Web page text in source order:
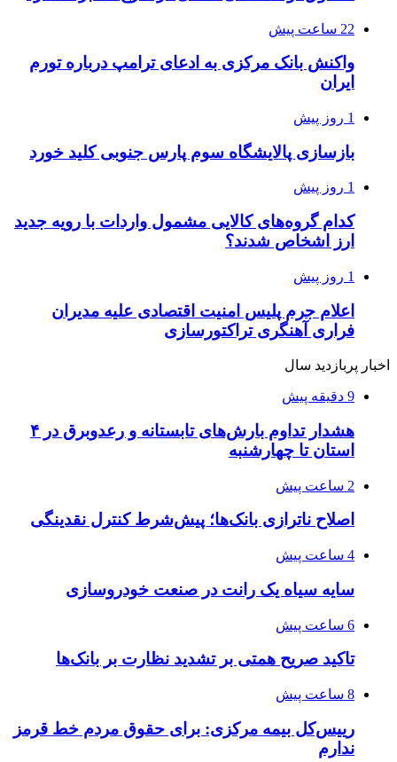
22 ساعت پیش
واکنش بانک مرکزی به ادعای ترامپ درباره تورم
ایران
1 روز پیش
بازسازی پالایشگاه سوم پارس جنوبی کلید خورد
1 روز پیش
کدام گروه‌های کالایی مشمول واردات با رویه جدید
ارز اشخاص شدند؟
1 روز پیش
اعلام جرم پلیس امنیت اقتصادی علیه مدیران
فراری آهنگری تراکتورسازی
اخبار پربازدید سال
9 دقیقه پیش
هشدار تداوم بارش‌های تابستانه و رعدوبرق در ۴
استان تا چهارشنبه
2 ساعت پیش
اصلاح ناترازی بانک‌ها؛ پیش‌شرط کنترل نقدینگی
4 ساعت پیش
سایه سیاه یک رانت در صنعت خودروسازی
6 ساعت پیش
تاکید صریح همتی بر تشدید نظارت بر بانک‌ها
8 ساعت پیش
رییس‌کل بیمه مرکزی: برای حقوق مردم خط قرمز
ندارم